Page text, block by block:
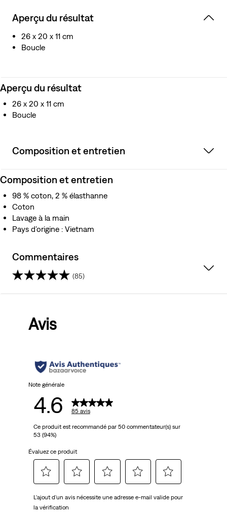
Aperçu du résultat
26 x 20 x 11 cm
Boucle
Aperçu du résultat
26 x 20 x 11 cm
Boucle
Composition et entretien
Composition et entretien
98 % coton, 2 % élasthanne
Coton
Lavage à la main
Pays d’origine : Vietnam
Commentaires
(85)
avis
Avis
Note générale
4.6 85 avis
Ce produit est recommandé par 50 commentateur(s) sur
53 (94%)
Évaluez ce produit
pour
pour
pour
pour
pour
L'ajout d'un avis nécessite une adresse e-mail valide pour
la vérification